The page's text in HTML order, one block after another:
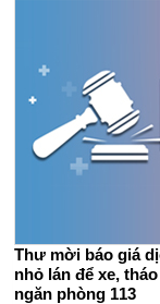
Thư mời báo giá
nhỏ lán để xe,
ngăn phòng 113